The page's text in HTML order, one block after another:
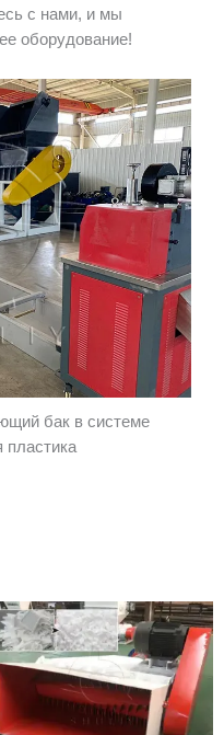
с нами, и мы
оборудование!
бак в системе
пластика